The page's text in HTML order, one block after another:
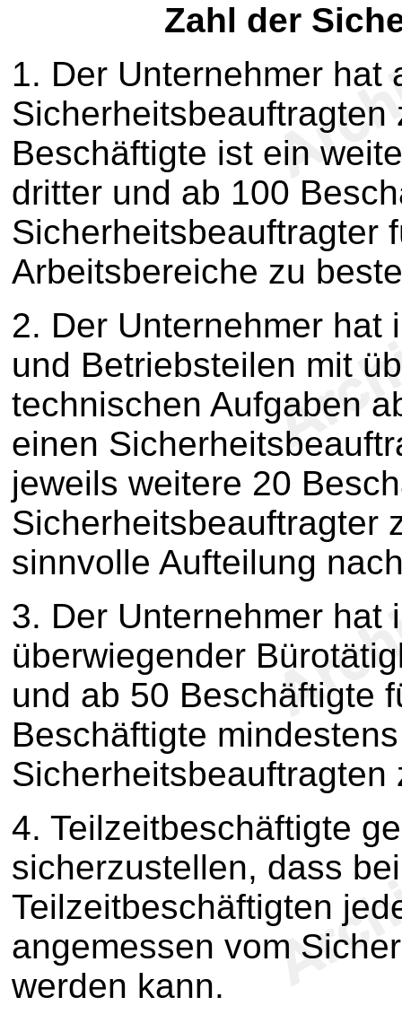
Zahl der
1. Der Unternehmer hat
Sicherheitsbeauftragten
Beschäftigte ist ein
dritter und ab 100
Sicherheitsbeauftragter
Arbeitsbereiche zu
2. Der Unternehmer hat
und Betriebsteilen mit
technischen Aufgaben
einen
jeweils weitere 20
Sicherheitsbeauftragter
sinnvolle Aufteilung
3. Der Unternehmer hat
überwiegender
und ab 50 Beschäftigte
Beschäftigte
Sicherheitsbeauftragten
4. Teilzeitbeschäftigte
sicherzustellen, dass
Teilzeitbeschäftigten
angemessen vom
werden kann.